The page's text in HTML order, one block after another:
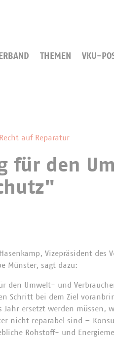
THEMEN VKU-
auf Reparatur
für den
Vizepräsident
Münster, sagt dazu:
den Umwelt- und
Schritt bei dem Ziel
Jahr ersetzt werden
nicht reparabel sind –
Rohstoff- und